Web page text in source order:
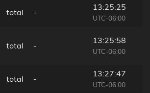
total -
13:25:25
UTC-06:00
total -
13:25:58
UTC-06:00
total -
13:27:47
UTC-06:00